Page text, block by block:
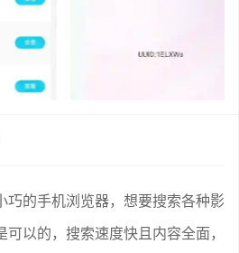
巧的手机浏览器，想要搜索各种影
以的，搜索速度快且内容全面，